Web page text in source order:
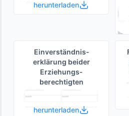
herunterladen
Einverständnis­
erklärung beider
Erziehungs­
berechtigten
herunterladen